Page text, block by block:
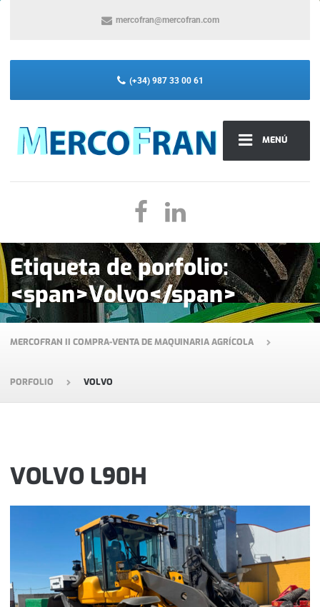
MENÚ
mercofran@mercofran.com
(+34) 987 33 00 61
Etiqueta de porfolio:
<span>Volvo</span>
MERCOFRAN II COMPRA-VENTA DE MAQUINARIA AGRÍCOLA
PORFOLIO VOLVO
VOLVO L90H